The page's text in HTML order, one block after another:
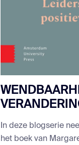
In deze blogserie
het boek van